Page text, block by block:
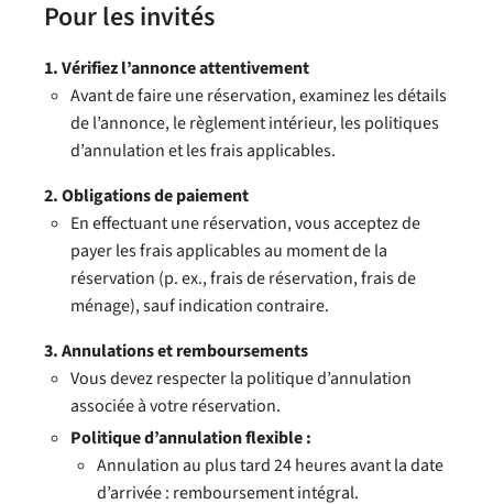
Pour les invités
1. Vérifiez l’annonce attentivement
Avant de faire une réservation, examinez les détails
de l’annonce, le règlement intérieur, les politiques
d’annulation et les frais applicables.
2. Obligations de paiement
En effectuant une réservation, vous acceptez de
payer les frais applicables au moment de la
réservation (p. ex., frais de réservation, frais de
ménage), sauf indication contraire.
3. Annulations et remboursements
Vous devez respecter la politique d’annulation
associée à votre réservation.
Politique d’annulation flexible :
Annulation au plus tard 24 heures avant la date
d’arrivée : remboursement intégral.